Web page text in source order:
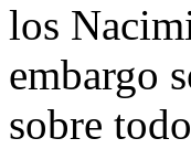
los
embargo
sobre